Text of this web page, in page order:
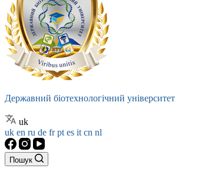
Державний біотехнологічний університет
uk
uk en ru de frpt es it cn nl
Пошук